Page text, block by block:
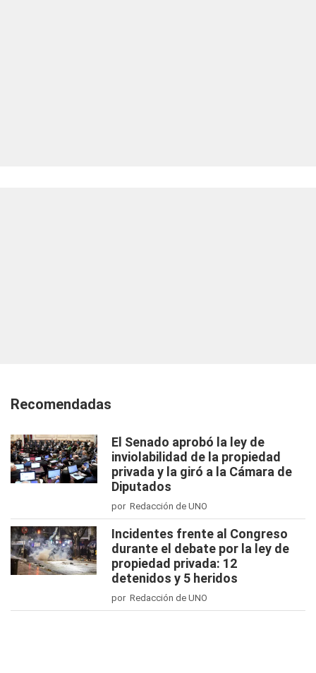
Recomendadas
El Senado aprobó la ley de
inviolabilidad de la propiedad
privada y la giró a la Cámara de
Diputados
por Redacción de UNO
Incidentes frente al Congreso
durante el debate por la ley de
propiedad privada: 12
detenidos y 5 heridos
por Redacción de UNO